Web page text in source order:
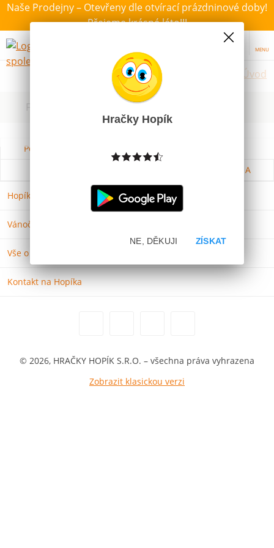
Naše Prodejny – Otevřeny dle otvírací prázdninové doby!
Přejeme krásné léto!!!
MENU
Úvod
Filtrovat dle dostupnosti, ceny, výrobce
Podle názvu od A do Z
Podle názvu od Z do A
Hopíkovy prodejny
Vánoční Katalog 2025
Vše o nákupu
Kontakt na Hopíka
© 2026, HRAČKY HOPÍK S.R.O. – všechna práva vyhrazena
Zobrazit klasickou verzi
Hračky Hopík
ZÍSKAT
NE, DĚKUJI